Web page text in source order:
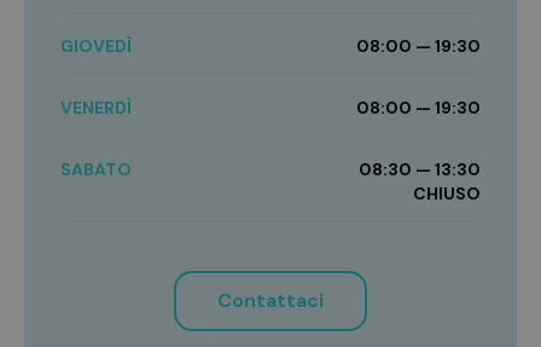
GIOVEDÌ 08:00 — 19:30
VENERDÌ 08:00 — 19:30
SABATO
08:30 — 13:30
CHIUSO
Contattaci